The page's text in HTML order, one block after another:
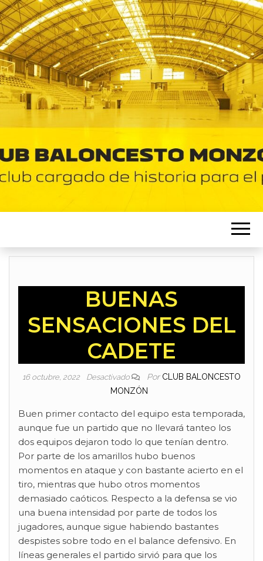
BUENAS
SENSACIONES DEL
CADETE
16 octubre, 2022 Desactivado Por CLUB BALONCESTO
MONZÓN
Buen primer contacto del equipo esta temporada,
aunque fue un partido que no llevará tanteo los
dos equipos dejaron todo lo que tenían dentro.
Por parte de los amarillos hubo buenos
momentos en ataque y con bastante acierto en el
tiro, mientras que hubo otros momentos
demasiado caóticos. Respecto a la defensa se vio
una buena intensidad por parte de todos los
jugadores, aunque sigue habiendo bastantes
despistes sobre todo en el balance defensivo. En
líneas generales el partido sirvió para que los